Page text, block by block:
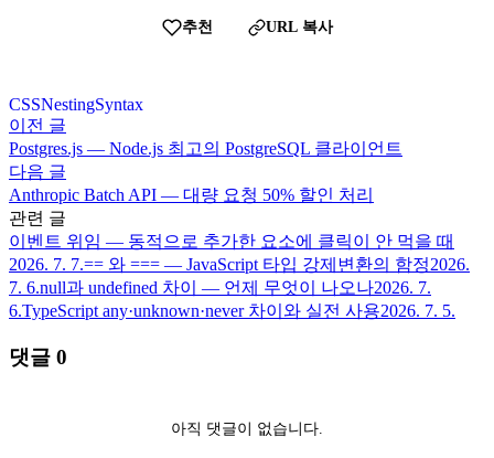
추천 URL 복사
CSSNestingSyntax
이전 글
Postgres.js — Node.js 최고의 PostgreSQL 클라이언트
다음 글
Anthropic Batch API — 대량 요청 50% 할인 처리
관련 글
이벤트 위임 — 동적으로 추가한 요소에 클릭이 안 먹을 때
2026. 7. 7.== 와 === — JavaScript 타입 강제변환의 함정2026.
7. 6.null과 undefined 차이 — 언제 무엇이 나오나2026. 7.
6.TypeScript any·unknown·never 차이와 실전 사용2026. 7. 5.
댓글 0
아직 댓글이 없습니다.